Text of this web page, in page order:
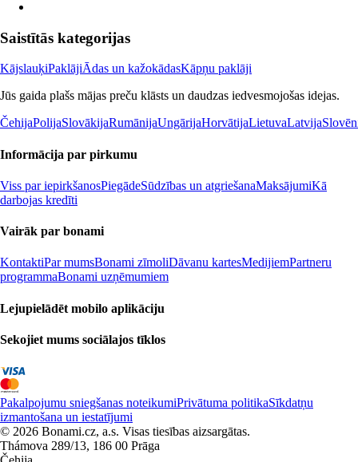
Saistītās kategorijas
KājslauķiPaklājiĀdas un kažokādasKāpņu paklāji
Jūs gaida plašs mājas preču klāsts un daudzas iedvesmojošas idejas.
ČehijaPolijaSlovākijaRumānijaUngārijaHorvātijaLietuvaLatvija
Informācija par pirkumu
Viss par iepirkšanosPiegādeSūdzības un atgriešanaMaksājumiKā
darbojas kredīti
Vairāk par bonami
KontaktiPar mumsBonami zīmoliDāvanu kartesMedijiemPartneru
programmaBonami uzņēmumiem
Lejupielādēt mobilo aplikāciju
Sekojiet mums sociālajos tīklos
Pakalpojumu sniegšanas noteikumiPrivātuma politikaSīkdatņu
izmantošana un iestatījumi
© 2026 Bonami.cz, a.s. Visas tiesības aizsargātas.
Thámova 289/13, 186 00 Prāga